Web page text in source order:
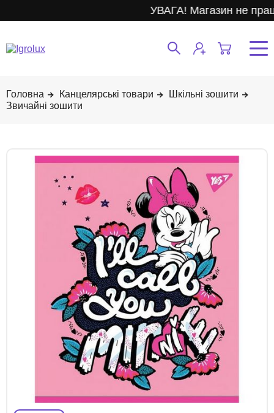
УВАГА! Магазин не
Канцелярські товари
Шкільні зошити
Звичайні зошити